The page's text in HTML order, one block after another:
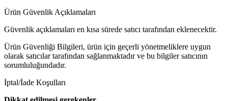
Ürün Güvenlik Açıklamaları
Güvenlik açıklamaları en kısa sürede satıcı tarafından eklenecektir.
Ürün Güvenliği Bilgileri, ürün için geçerli yönetmeliklere uygun
olarak satıcılar tarafından sağlanmaktadır ve bu bilgiler satıcının
sorumluluğundadır.
İptal/İade Koşulları